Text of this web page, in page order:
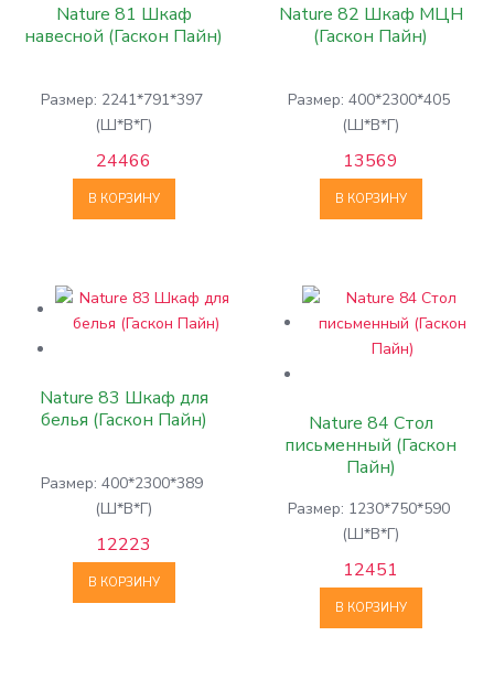
Nature 81 Шкаф
навесной (Гаскон Пайн)
Размер: 2241*791*397
(Ш*В*Г)
24466
В КОРЗИНУ
Nature 82 Шкаф МЦН
(Гаскон Пайн)
Размер: 400*2300*405
(Ш*В*Г)
13569
В КОРЗИНУ
Nature 83 Шкаф для
белья (Гаскон Пайн)
Размер: 400*2300*389
(Ш*В*Г)
12223
В КОРЗИНУ
Nature 84 Стол
письменный (Гаскон
Пайн)
Размер: 1230*750*590
(Ш*В*Г)
12451
В КОРЗИНУ